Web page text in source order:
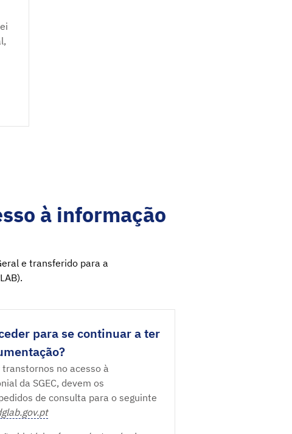
à informação
e transferido para a
para se continuar a ter
no acesso à
da SGEC, devem os
de consulta para o seguinte